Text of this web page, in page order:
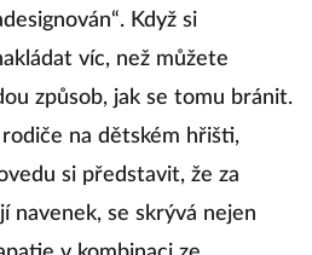
Když si
víc, než můžete
způsob, jak se tomu bránit.
na dětském hřišti,
si představit, že za
navenek, se skrývá nejen